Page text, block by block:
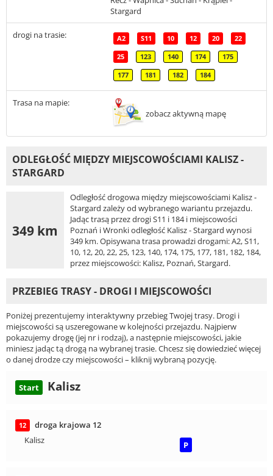
Stargard
drogi na trasie: A2 S11 10 12 20 22
25 123 140 174 175
177 181 182 184
Trasa na mapie:
zobacz aktywną mapę
ODLEGŁOŚĆ MIĘDZY MIEJSCOWOŚCIAMI KALISZ -
STARGARD
349 km
Odległość drogowa między miejscowościami Kalisz -
Stargard zależy od wybranego wariantu przejazdu.
Jadąc trasą przez drogi S11 i 184 i miejscowości
Poznań i Wronki odległość Kalisz - Stargard wynosi
349 km. Opisywana trasa prowadzi drogami: A2, S11,
10, 12, 20, 22, 25, 123, 140, 174, 175, 177, 181, 182, 184,
przez miejscowości: Kalisz, Poznań, Stargard.
PRZEBIEG TRASY - DROGI I MIEJSCOWOŚCI
Poniżej prezentujemy interaktywny przebieg Twojej trasy. Drogi i
miejscowości są uszeregowane w kolejności przejazdu. Najpierw
pokazujemy drogę (jej nr i rodzaj), a następnie miejscowości, jakie
miniesz jadąc tą drogą na wybranej trasie. Chcesz się dowiedzieć więcej
o danej drodze czy miejscowości – kliknij wybraną pozycję.
Start Kalisz
12
droga krajowa 12
Kalisz
P